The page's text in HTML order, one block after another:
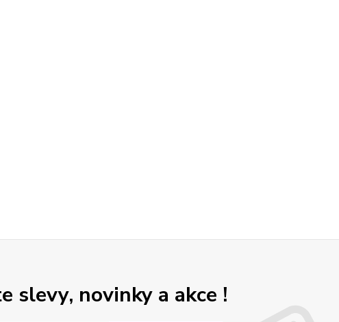
slevy, novinky a akce !